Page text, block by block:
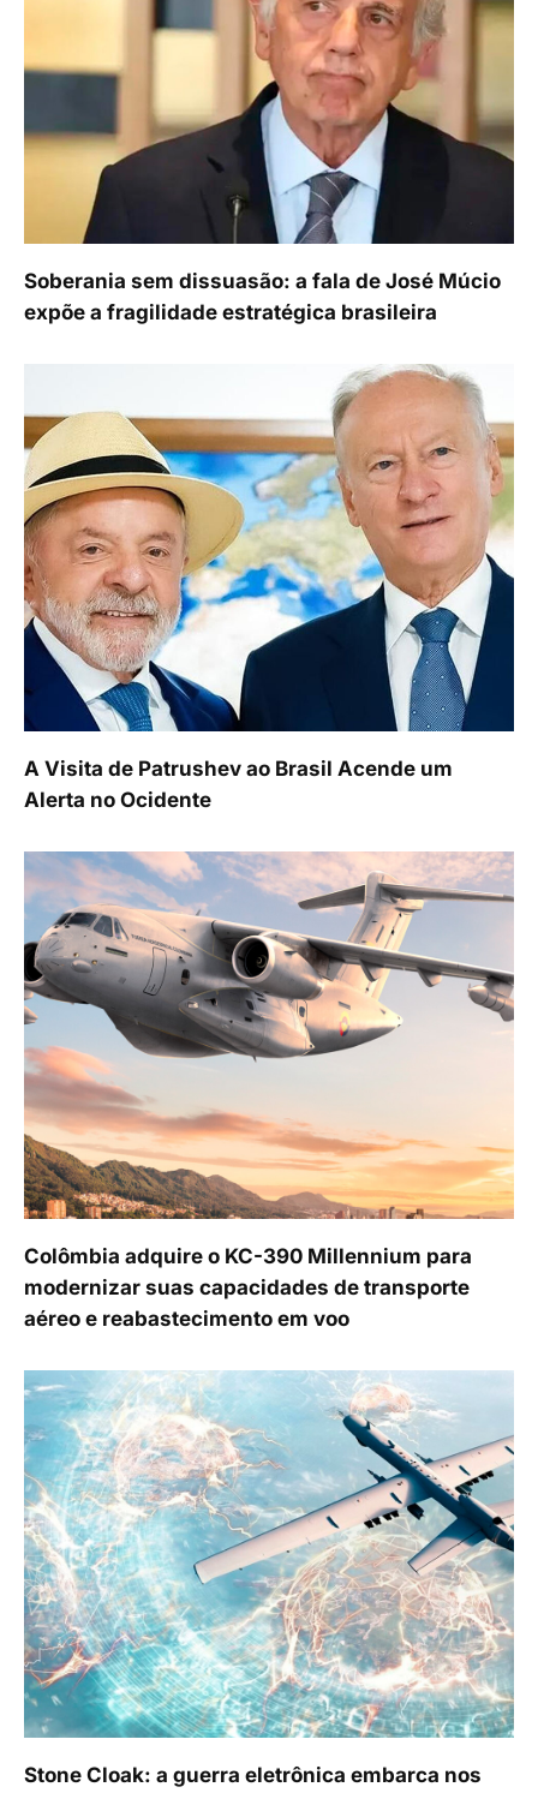
Soberania sem dissuasão: a fala de José Múcio
expõe a fragilidade estratégica brasileira
A Visita de Patrushev ao Brasil Acende um
Alerta no Ocidente
Colômbia adquire o KC-390 Millennium para
modernizar suas capacidades de transporte
aéreo e reabastecimento em voo
Stone Cloak: a guerra eletrônica embarca nos